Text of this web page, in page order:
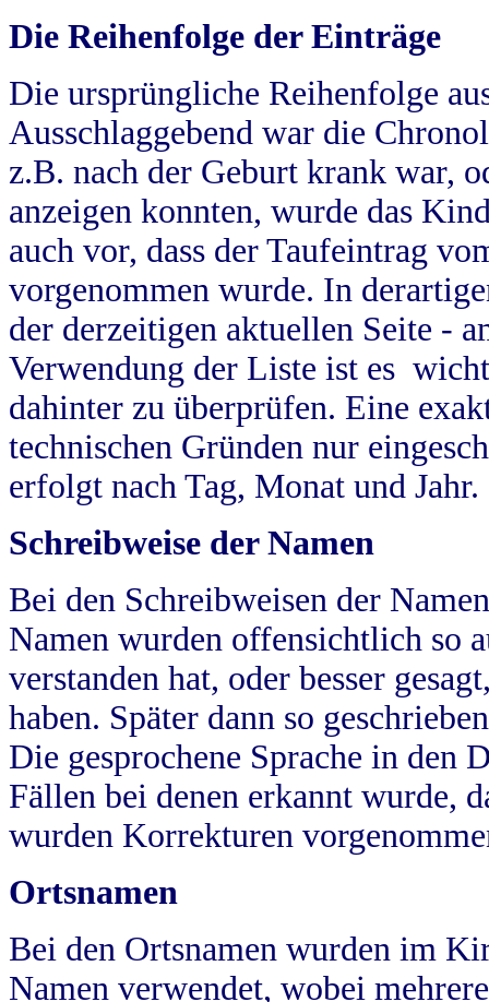
Die Reihenfolge der Einträge
Die ursprüngliche Reihenfolge
Ausschlaggebend war die
z.B. nach der Geburt krank war,
anzeigen konnten, wurde das
auch vor, dass der Taufeintrag
vorgenommen wurde. In
der derzeitigen aktuellen Seite -
Verwendung der Liste ist es
dahinter zu überprüfen. Eine
technischen Gründen nur
erfolgt nach Tag, Monat und Jahr.
Schreibweise der Namen
Bei den Schreibweisen der
Namen wurden offensichtlich so
verstanden hat, oder besser
haben. Später dann so
Die gesprochene Sprache in
Fällen bei denen erkannt wurde,
wurden Korrekturen
Ortsnamen
Bei den Ortsnamen wurden im
Namen verwendet, wobei